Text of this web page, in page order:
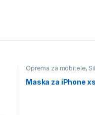
Oprema za mobitele,
Maska za iPhone